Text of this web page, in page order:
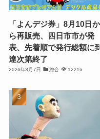
「よんデジ券」8月10日か
ら再販売、四日市市が発
表、先着順で発行総額に
達次第終了
2026年8月7日 総合 12216